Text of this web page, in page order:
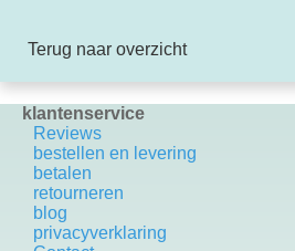
Terug naar overzicht
klantenservice
Reviews
bestellen en levering
betalen
retourneren
blog
privacyverklaring